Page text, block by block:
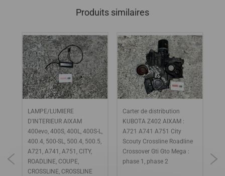
Produits similaires
LAMPE/LUMIERE
D'INTERIEUR AIXAM
400evo, 400S, 400L, 400S-L,
400.4, 500-SL, 500.4, 500.5,
A721, A741, A751, CITY,
ROADLINE, COUPE,
CROSSLINE, CROSSLINE
Carter de distribution
KUBOTA Z402 AIXAM :
A721 A741 A751 City
Scouty Crossline Roadline
Crossover Gti Gto Mega :
phase 1, phase 2